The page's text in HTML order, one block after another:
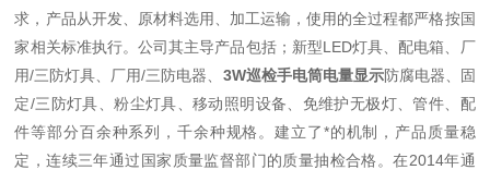
求，产品从开发、原材料选用、加工运输，使用的全过程都严格按国
家相关标准执行。公司其主导产品包括；新型LED灯具、配电箱、厂
用/三防灯具、厂用/三防电器、 3W巡检手电筒电量显示防腐电器、固
定/三防灯具、粉尘灯具、移动照明设备、免维护无极灯、管件、配
件等部分百余种系列，千余种规格。建立了*的机制，产品质量稳
定，连续三年通过国家质量监督部门的质量抽检合格。在2014年通